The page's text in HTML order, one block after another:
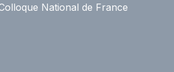
National de France